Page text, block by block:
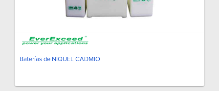
Baterías de NIQUEL CADMIO